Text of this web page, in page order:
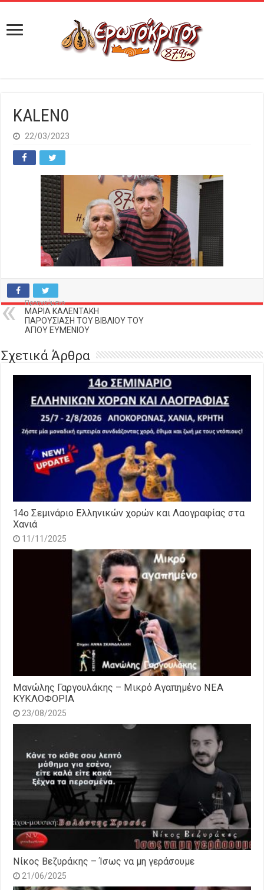
KALEN0
22/03/2023
Προηγούμενο
ΜΑΡΙΑ ΚΑΛΕΝΤΑΚΗ
ΠΑΡΟΥΣΙΑΣΗ ΤΟΥ ΒΙΒΛΙΟΥ ΤΟΥ
ΑΓΙΟΥ ΕΥΜΕΝΙΟΥ
Σχετικά Άρθρα
14o Σεμινάριο Ελληνικών χορών και Λαογραφίας στα
Χανιά
11/11/2025
Μανώλης Γαργουλάκης – Μικρό Αγαπημένο NEΑ
ΚΥΚΛΟΦΟΡΙΑ
23/08/2025
Νίκος Βεζυράκης – Ίσως να μη γεράσουμε
21/06/2025